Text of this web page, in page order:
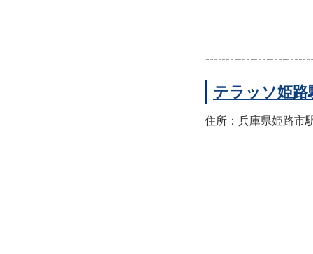
テラッソ姫路
住所：兵庫県姫路市